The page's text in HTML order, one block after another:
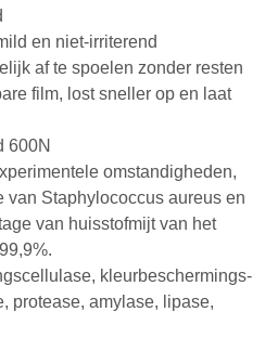
en niet-irriterend
af te spoelen zonder resten
film, lost sneller op en laat
600N
omstandigheden,
van Staphylococcus aureus en
van huisstofmijt van het
kleurbeschermings-
protease, amylase, lipase,